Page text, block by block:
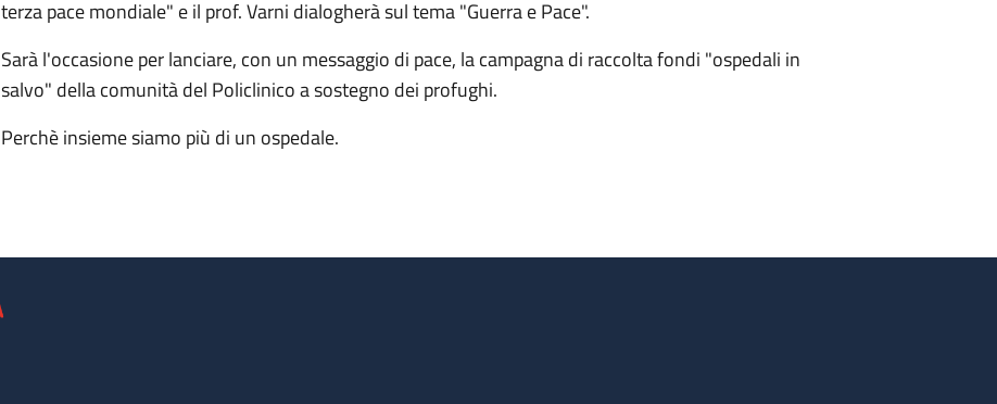
terza pace mondiale" e il prof. Varni dialogherà sul tema "Guerra e Pace".
Sarà l'occasione per lanciare, con un messaggio di pace, la campagna di raccolta fondi "ospedali in
salvo" della comunità del Policlinico a sostegno dei profughi.
Perchè insieme siamo più di un ospedale.